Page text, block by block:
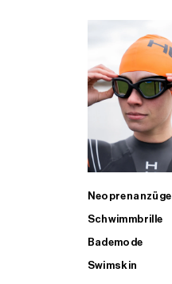
Neoprenanzüge
Schwimmbrille
Bademode
Swimskin